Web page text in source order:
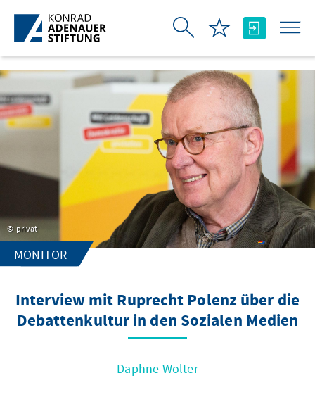
Skip to Main Content
privat
MONITOR
Interview mit Ruprecht Polenz über die
Debattenkultur in den Sozialen Medien
Daphne Wolter